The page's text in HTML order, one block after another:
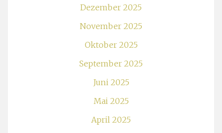
Dezember 2025
November 2025
Oktober 2025
September 2025
Juni 2025
Mai 2025
April 2025